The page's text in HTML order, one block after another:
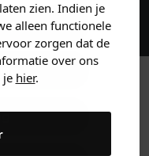
zien. Indien je
alleen functionele
zorgen dat de
over ons
je hier.
bestelling!